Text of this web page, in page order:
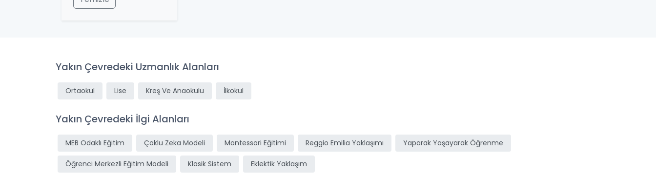
Yakın Çevredeki Uzmanlık Alanları
Ortaokul Lise Kreş Ve Anaokulu İlkokul
Yakın Çevredeki İlgi Alanları
MEB Odaklı Eğitim Çoklu Zeka Modeli Montessori Eğitimi Reggio Emilia Yaklaşımı Yaparak Yaşayarak Öğrenme
Öğrenci Merkezli Eğitim Modeli Klasik Sistem Eklektik Yaklaşım